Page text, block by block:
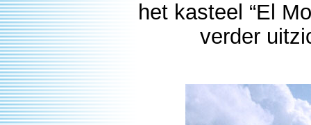
het kasteel “El
verder